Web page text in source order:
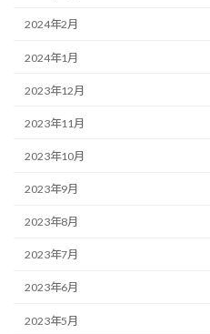
2024年2月
2024年1月
2023年12月
2023年11月
2023年10月
2023年9月
2023年8月
2023年7月
2023年6月
2023年5月